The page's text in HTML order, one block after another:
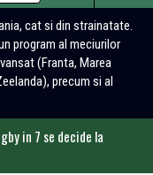
cat si din strainatate.
program al meciurilor
(Franta, Marea
precum si al
in 7 se decide la